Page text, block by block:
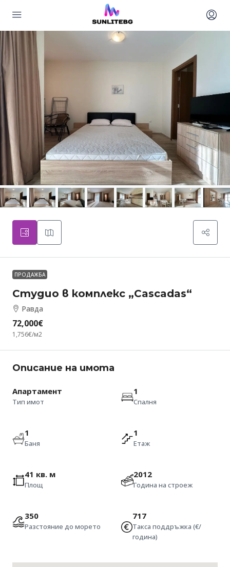
ПРОДАЖБА
Студио в комплекс „Cascadas“
Равда
72,000€
1,756€/м2
Описание на имота
Апартамент
Тип имот
1
Спалня
1
Баня
1
Етаж
41 кв. м
Площ
2012
Година на строеж
350
Разстояние до морето
717
Такса поддръжка (€/
година)